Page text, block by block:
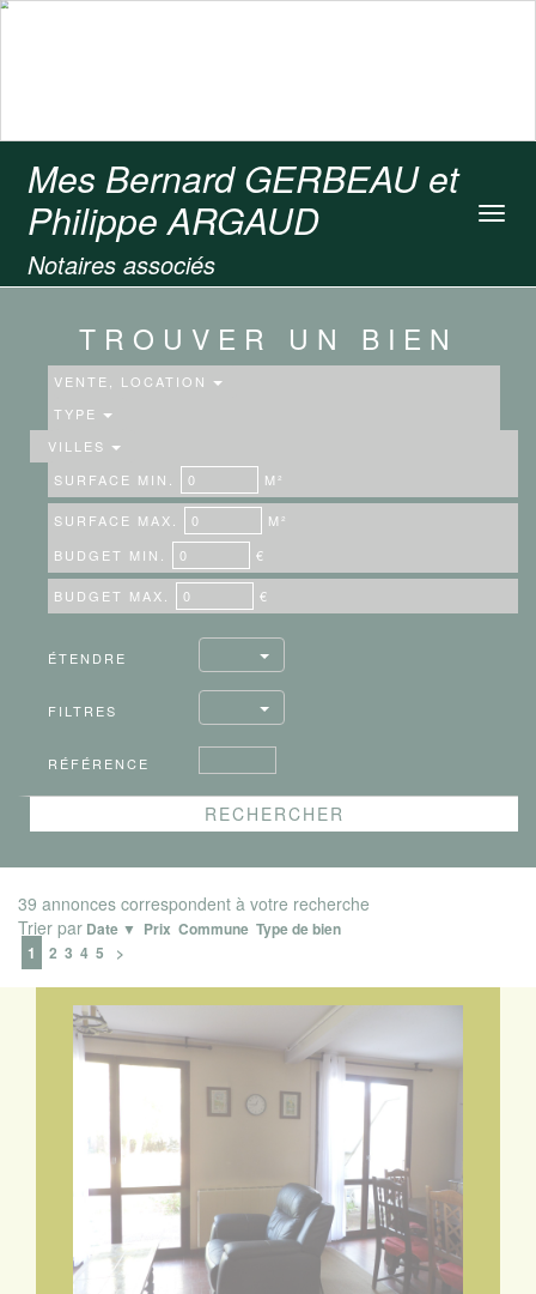
Mes Bernard GERBEAU et
Philippe ARGAUD
Notaires associés
TROUVER UN BIEN
VENTE, LOCATION
TYPE
VILLES
SURFACE MIN.
M²
SURFACE MAX.
M²
BUDGET MIN.
€
BUDGET MAX. €
ÉTENDRE
FILTRES
RÉFÉRENCE
39 annonces correspondent à votre recherche
Trier par Date ▼ Prix Commune Type de bien
1
2 3 4 5 >